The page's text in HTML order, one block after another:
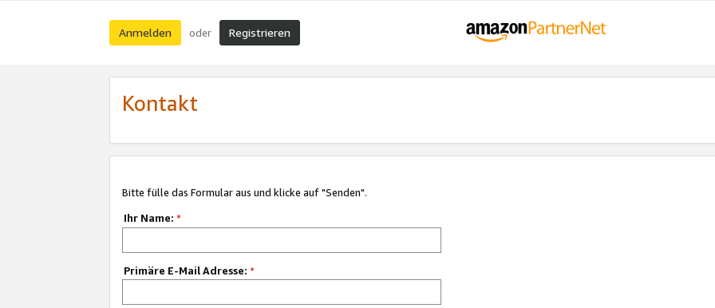
Anmelden oder Registrieren
Kontakt
Bitte fülle das Formular aus und klicke auf "Senden".
Ihr Name: *
Primäre E-Mail Adresse: *